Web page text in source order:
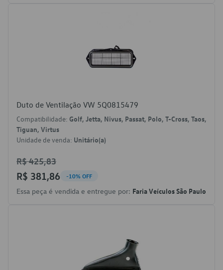
Duto de Ventilação VW 5Q0815479
Compatibilidade: Golf, Jetta, Nivus, Passat, Polo, T-Cross, Taos,
Tiguan, Virtus
Unidade de venda: Unitário(a)
R$ 425,83
R$ 381,86 -10% OFF
Essa peça é vendida e entregue por: Faria Veículos São Paulo